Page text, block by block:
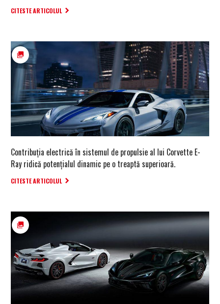
CITESTE ARTICOLUL
Contribuția electrică în sistemul de propulsie al lui Corvette E-
Ray ridică potențialul dinamic pe o treaptă superioară.
CITESTE ARTICOLUL